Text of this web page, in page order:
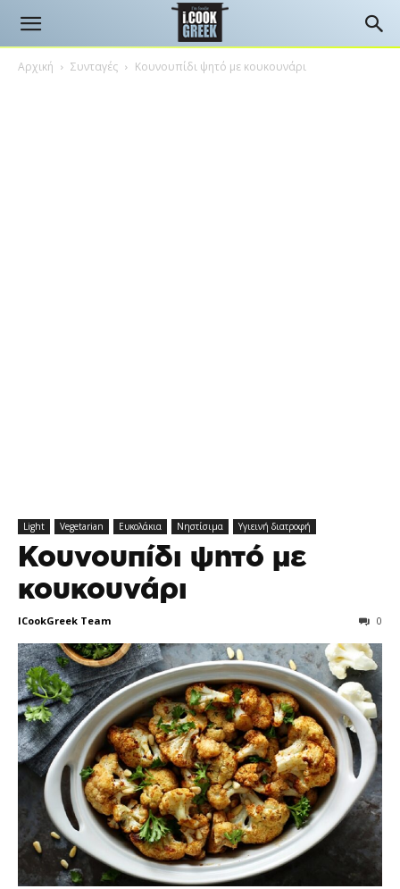
Αρχική Συνταγές Κουνουπίδι ψητό με κουκουνάρι
Light Vegetarian Ευκολάκια Νηστίσιμα Υγιεινή διατροφή
Κουνουπίδι ψητό με
κουκουνάρι
ICookGreek Team 0